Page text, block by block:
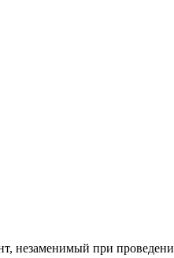
незаменимый при